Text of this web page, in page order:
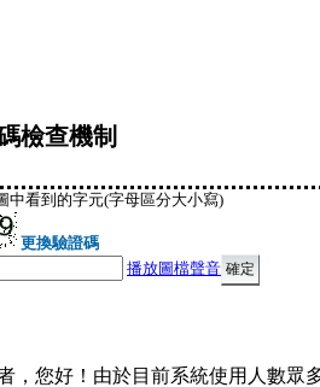
檢查機制
中看到的字元(字母區分大小寫)
更換驗證碼
播放圖檔聲音
，您好！由於目前系統使用人數眾